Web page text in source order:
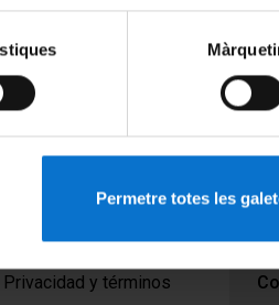
Permetre totes les
PEU 2
Privacidad y términos